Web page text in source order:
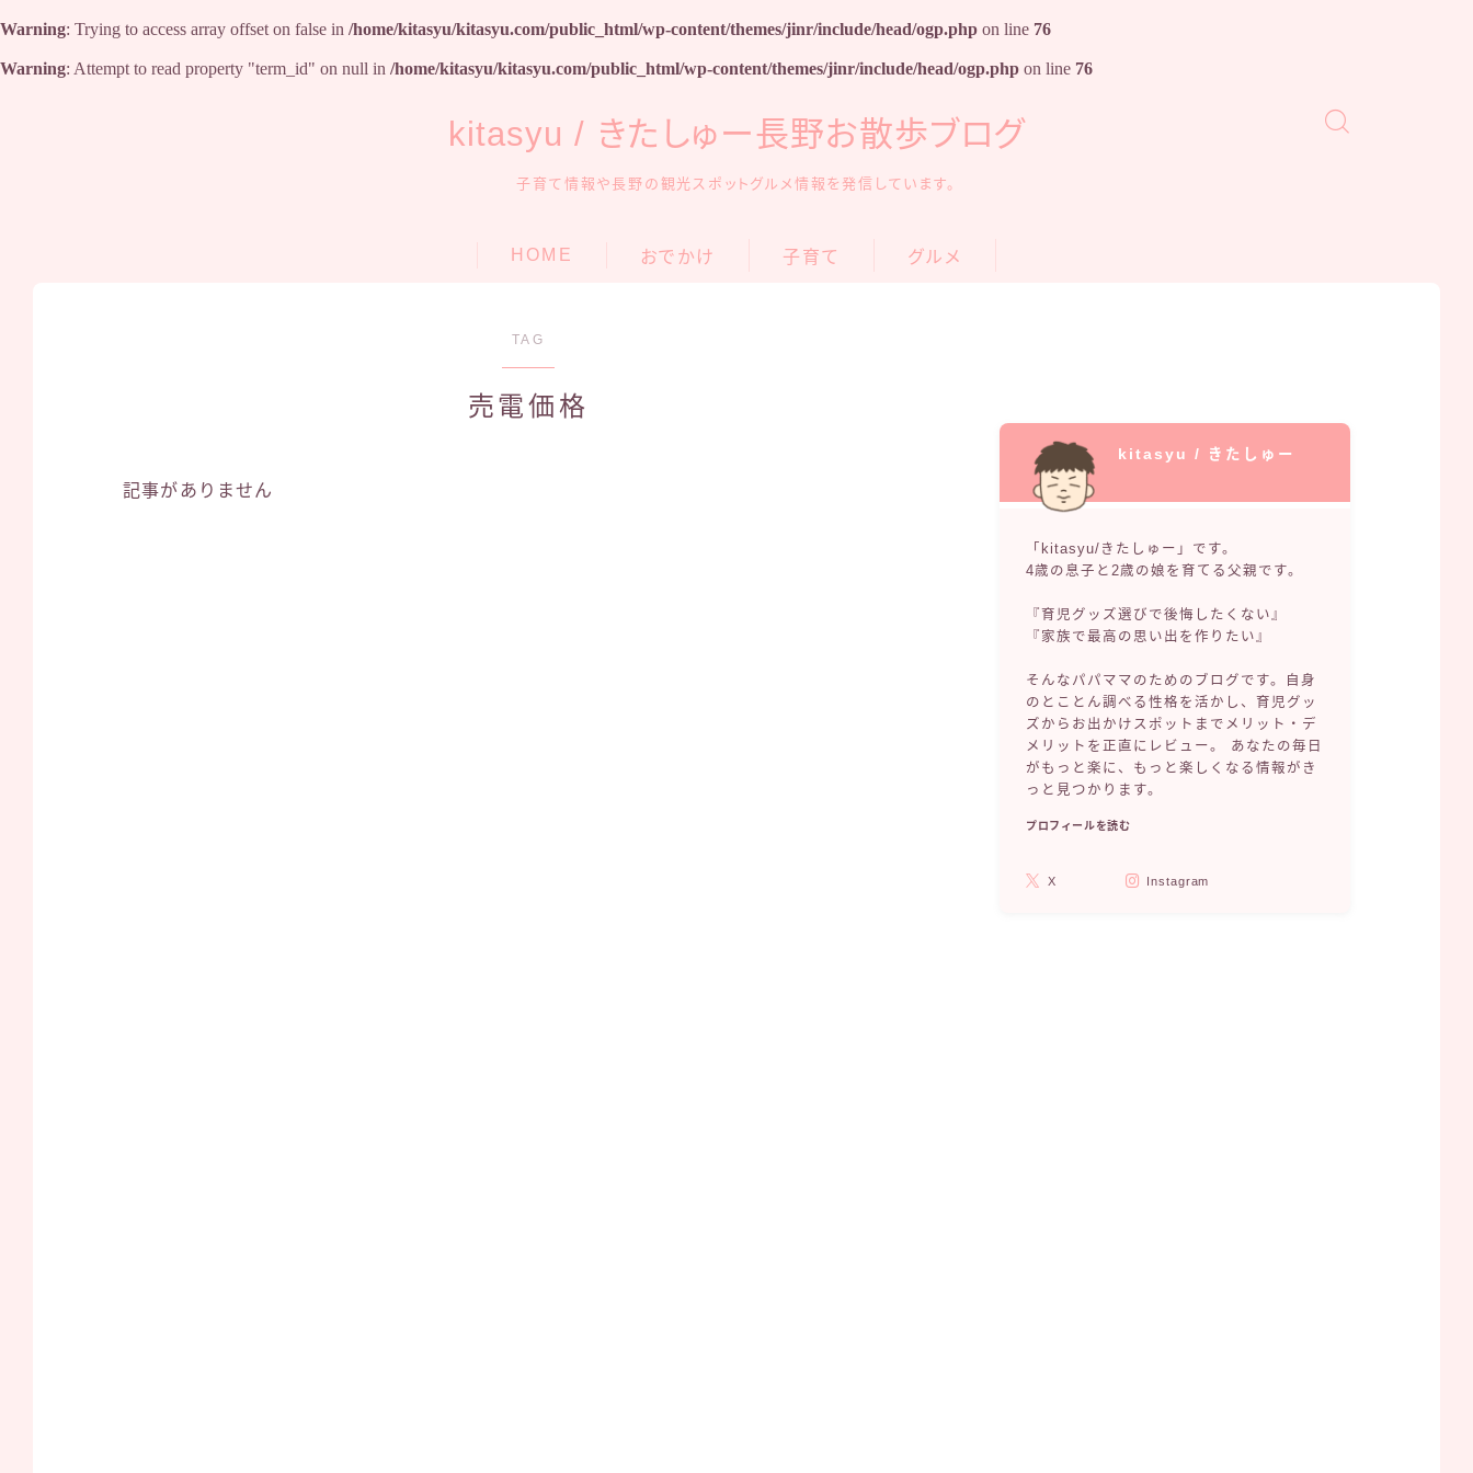
Warning: Trying to access array offset on false in /home/kitasyu/kitasyu.com/public_html/wp-content/themes/jinr/include/head/ogp.php on line 76
Warning: Attempt to read property "term_id" on null in /home/kitasyu/kitasyu.com/public_html/wp-content/themes/jinr/include/head/ogp.php on line 76
kitasyu / きたしゅー長野お散歩ブログ
子育て情報や長野の観光スポットグルメ情報を発信しています。
HOME おでかけ 子育て グルメ
TAG
売電価格
記事がありません
kitasyu / きたしゅー
「kitasyu/きたしゅー」です。
4歳の息子と2歳の娘を育てる父親です。
『育児グッズ選びで後悔したくない』
『家族で最高の思い出を作りたい』
そんなパパママのためのブログです。自身
のとことん調べる性格を活かし、育児グッ
ズからお出かけスポットまでメリット・デ
メリットを正直にレビュー。 あなたの毎日
がもっと楽に、もっと楽しくなる情報がき
っと見つかります。
プロフィールを読む
X Instagram